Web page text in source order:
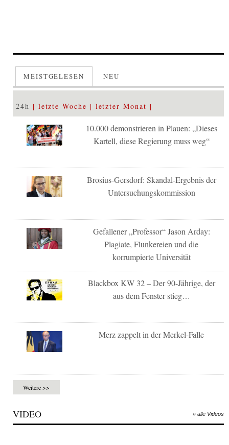
MEISTGELESEN NEU
24h letzte Woche letzter Monat
10.000 demonstrieren in Plauen: „Dieses
Kartell, diese Regierung muss weg“
Brosius-Gersdorf: Skandal-Ergebnis der
Untersuchungskommission
Gefallener „Professor“ Jason Arday:
Plagiate, Flunkereien und die
korrumpierte Universität
Blackbox KW 32 – Der 90-Jährige, der
aus dem Fenster stieg…
Merz zappelt in der Merkel-Falle
Weitere >>
VIDEO » alle Videos